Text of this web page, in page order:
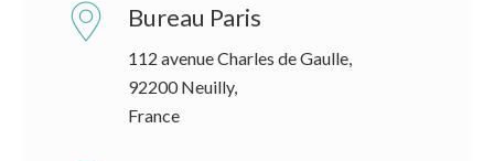
Bureau Paris
112 avenue Charles de Gaulle,
92200 Neuilly,
France